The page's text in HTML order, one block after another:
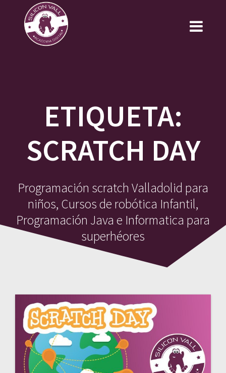
ETIQUETA:
SCRATCH DAY
Programación scratch Valladolid para
niños, Cursos de robótica Infantil,
Programación Java e Informatica para
superhéores